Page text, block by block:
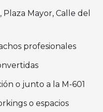
Mayor, Calle del
profesionales
o junto a la M-601
o espacios